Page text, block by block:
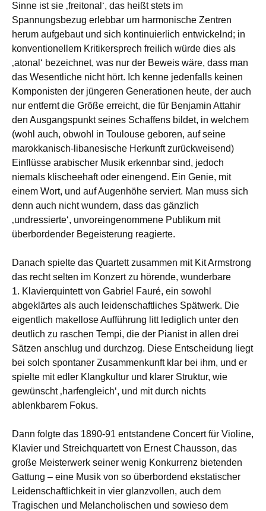
Sinne ist sie ‚freitonal‘, das heißt stets im
Spannungsbezug erlebbar um harmonische Zentren
herum aufgebaut und sich kontinuierlich entwickelnd; in
konventionellem Kritikersprech freilich würde dies als
‚atonal‘ bezeichnet, was nur der Beweis wäre, dass man
das Wesentliche nicht hört. Ich kenne jedenfalls keinen
Komponisten der jüngeren Generationen heute, der auch
nur entfernt die Größe erreicht, die für Benjamin Attahir
den Ausgangspunkt seines Schaffens bildet, in welchem
(wohl auch, obwohl in Toulouse geboren, auf seine
marokkanisch-libanesische Herkunft zurückweisend)
Einflüsse arabischer Musik erkennbar sind, jedoch
niemals klischeehaft oder einengend. Ein Genie, mit
einem Wort, und auf Augenhöhe serviert. Man muss sich
denn auch nicht wundern, dass das gänzlich
‚undressierte‘, unvoreingenommene Publikum mit
überbordender Begeisterung reagierte.
Danach spielte das Quartett zusammen mit Kit Armstrong
das recht selten im Konzert zu hörende, wunderbare
1. Klavierquintett von Gabriel Fauré, ein sowohl
abgeklärtes als auch leidenschaftliches Spätwerk. Die
eigentlich makellose Aufführung litt lediglich unter den
deutlich zu raschen Tempi, die der Pianist in allen drei
Sätzen anschlug und durchzog. Diese Entscheidung liegt
bei solch spontaner Zusammenkunft klar bei ihm, und er
spielte mit edler Klangkultur und klarer Struktur, wie
gewünscht ‚harfengleich‘, und mit durch nichts
ablenkbarem Fokus.
Dann folgte das 1890-91 entstandene Concert für Violine,
Klavier und Streichquartett von Ernest Chausson, das
große Meisterwerk seiner wenig Konkurrenz bietenden
Gattung – eine Musik von so überbordend ekstatischer
Leidenschaftlichkeit in vier glanzvollen, auch dem
Tragischen und Melancholischen und sowieso dem